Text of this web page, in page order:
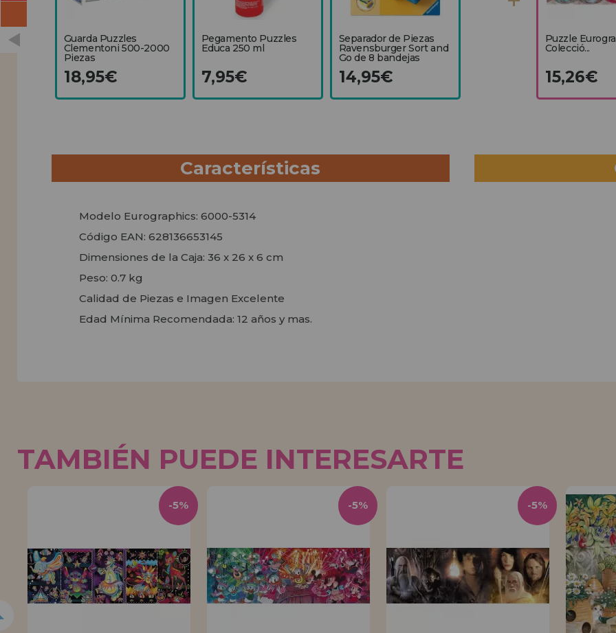
Guarda Puzzles
Clementoni 500-2000
Piezas
18,95€
Pegamento Puzzles
Educa 250 ml
7,95€
Separador de Piezas
Ravensburger Sort and
Go de 8 bandejas
14,95€
Puzzle
Colecció...
15,26€
Características
Modelo Eurographics: 6000-5314
Código EAN: 628136653145
Dimensiones de la Caja: 36 x 26 x 6 cm
Peso: 0.7 kg
Calidad de Piezas e Imagen Excelente
Edad Mínima Recomendada: 12 años y mas.
TAMBIÉN PUEDE INTERESARTE
-5% -5% -5%